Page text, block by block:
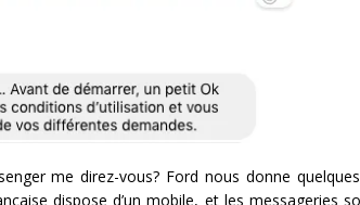
me direz-vous? Ford nous donne
dispose d’un mobile, et les messageries